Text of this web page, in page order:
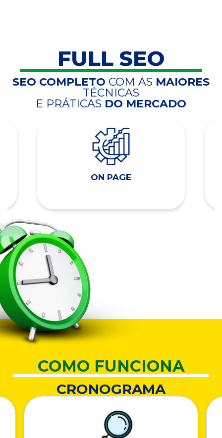
FULL SEO
SEO COMPLETO COM AS MAIORES
TÉCNICAS
E PRÁTICAS DO MERCADO
ON PAGE
COMO FUNCIONA
CRONOGRAMA